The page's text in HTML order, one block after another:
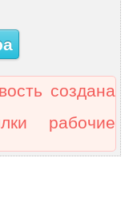
создана
рабочие